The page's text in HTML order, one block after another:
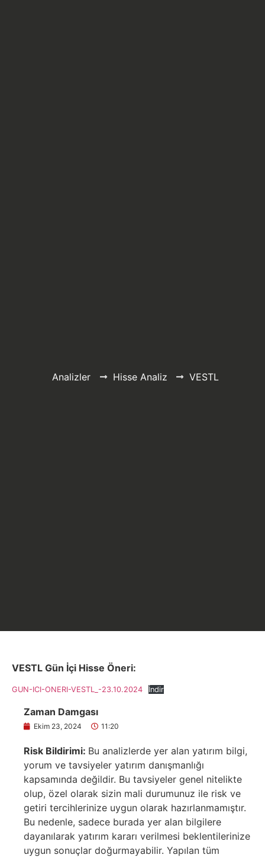
Analizler Hisse Analiz VESTL
VESTL Gün İçi Hisse Öneri:
GUN-ICI-ONERI-VESTL_-23.10.2024 İndir
Zaman Damgası
Ekim 23, 2024 11:20
Risk Bildirimi: Bu analizlerde yer alan yatırım bilgi,
yorum ve tavsiyeler yatırım danışmanlığı
kapsamında değildir. Bu tavsiyeler genel nitelikte
olup, özel olarak sizin mali durumunuz ile risk ve
getiri tercihlerinize uygun olarak hazırlanmamıştır.
Bu nedenle, sadece burada yer alan bilgilere
dayanılarak yatırım kararı verilmesi beklentilerinize
uygun sonuçlar doğurmayabilir. Yapılan tüm